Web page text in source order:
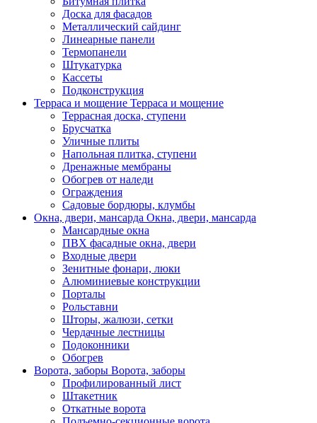
Доска для фасадов
Металлический сайдинг
Линеарные панели
Термопанели
Штукатурка
Кассеты
Подконструкция
Терраса и мощение Терраса и мощение
Террасная доска, ступени
Брусчатка
Уличные плиты
Напольная плитка, ступени
Дренажные мембраны
Обогрев от наледи
Ограждения
Садовые бордюры, клумбы
Окна, двери, мансарда Окна, двери, мансарда
Мансардные окна
ПВХ фасадные окна, двери
Входные двери
Зенитные фонари, люки
Алюминиевые конструкции
Порталы
Рольставни
Шторы, жалюзи, сетки
Чердачные лестницы
Подоконники
Обогрев
Ворота, заборы Ворота, заборы
Профилированный лист
Штакетник
Откатные ворота